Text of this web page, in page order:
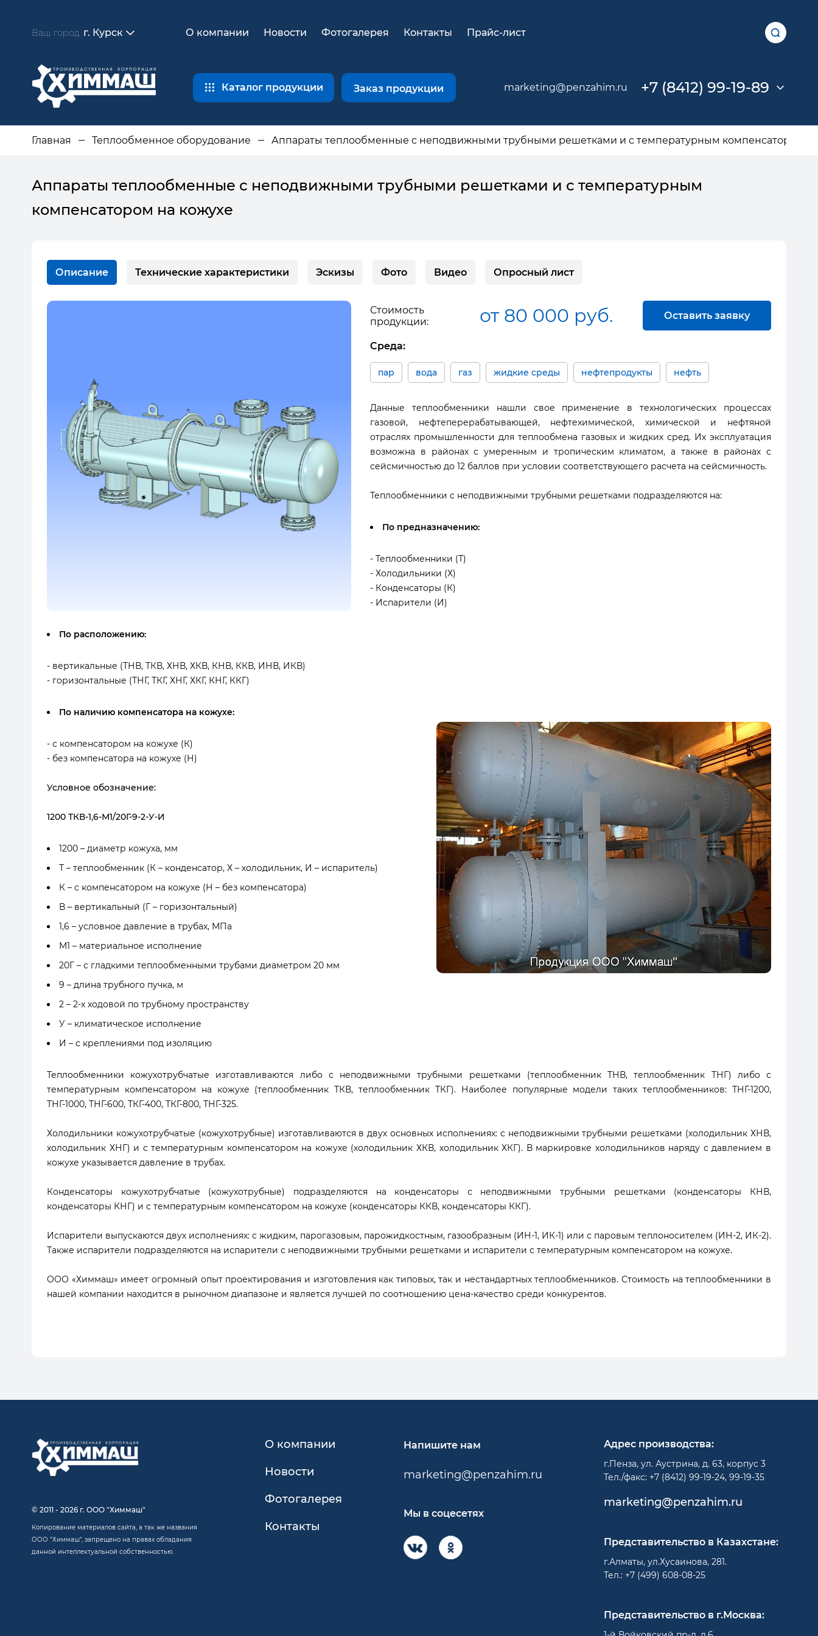
Ваш город г. Курск О компании Новости Фотогалерея Контакты Прайс-лист
Каталог продукции Заказ продукции marketing@penzahim.ru +7 (8412) 99-19-89
Главная Теплообменное оборудование Аппараты теплообменные с неподвижными трубными решетками и с температурным компенсатором
Аппараты теплообменные с неподвижными трубными решетками и с температурным
компенсатором на кожухе
Описание Технические характеристики Эскизы Фото Видео Опросный лист
Стоимость
продукции:
от 80 000 руб. Оставить заявку
Среда:
пар вода газ жидкие среды нефтепродукты нефть
Данные теплообменники нашли свое применение в технологических процессах
газовой, нефтеперерабатывающей, нефтехимической, химической и нефтяной
отраслях промышленности для теплообмена газовых и жидких сред. Их эксплуатация
возможна в районах с умеренным и тропическим климатом, а также в районах с
сейсмичностью до 12 баллов при условии соответствующего расчета на сейсмичность.
Теплообменники с неподвижными трубными решетками подразделяются на:
По предназначению:
- Теплообменники (Т)
- Холодильники (Х)
- Конденсаторы (К)
- Испарители (И)
По расположению:
- вертикальные (ТНВ, ТКВ, ХНВ, ХКВ, КНВ, ККВ, ИНВ, ИКВ)
- горизонтальные (ТНГ, ТКГ, ХНГ, ХКГ, КНГ, ККГ)
По наличию компенсатора на кожухе:
- с компенсатором на кожухе (К)
- без компенсатора на кожухе (Н)
Условное обозначение:
1200 ТКВ-1,6-М1/20Г-9-2-У-И
1200 – диаметр кожуха, мм
Т – теплообменник (К – конденсатор, Х – холодильник, И – испаритель)
К – с компенсатором на кожухе (Н – без компенсатора)
В – вертикальный (Г – горизонтальный)
1,6 – условное давление в трубах, МПа
М1 – материальное исполнение
20Г – с гладкими теплообменными трубами диаметром 20 мм
9 – длина трубного пучка, м
2 – 2-х ходовой по трубному пространству
У – климатическое исполнение
И – с креплениями под изоляцию
Теплообменники кожухотрубчатые изготавливаются либо с неподвижными трубными решетками (теплообменник ТНВ, теплообменник ТНГ) либо с
температурным компенсатором на кожухе (теплообменник ТКВ, теплообменник ТКГ). Наиболее популярные модели таких теплообменников: ТНГ-1200,
ТНГ-1000, ТНГ-600, ТКГ-400, ТКГ-800, ТНГ-325.
Холодильники кожухотрубчатые (кожухотрубные) изготавливаются в двух основных исполнениях: с неподвижными трубными решетками (холодильник ХНВ,
холодильник ХНГ) и с температурным компенсатором на кожухе (холодильник ХКВ, холодильник ХКГ). В маркировке холодильников наряду с давлением в
кожухе указывается давление в трубах.
Конденсаторы кожухотрубчатые (кожухотрубные) подразделяются на конденсаторы с неподвижными трубными решетками (конденсаторы КНВ,
конденсаторы КНГ) и с температурным компенсатором на кожухе (конденсаторы ККВ, конденсаторы ККГ).
Испарители выпускаются двух исполнениях: с жидким, парогазовым, парожидкостным, газообразным (ИН-1, ИК-1) или с паровым теплоносителем (ИН-2, ИК-2).
Также испарители подразделяются на испарители с неподвижными трубными решетками и испарители с температурным компенсатором на кожухе.
ООО «Химмаш» имеет огромный опыт проектирования и изготовления как типовых, так и нестандартных теплообменников. Стоимость на теплообменники в
нашей компании находится в рыночном диапазоне и является лучшей по соотношению цена-качество среди конкурентов.
© 2011 - 2026 г. ООО "Химмаш"
Копирование материалов сайта, а так же названия
ООО "Химмаш", запрещено на правах обладания
данной интеллектуальной собственностью.
О компании
Новости
Фотогалерея
Контакты
Напишите нам
marketing@penzahim.ru
Мы в соцесетях
Адрес производства:
г.Пенза, ул. Аустрина, д. 63, корпус 3
Тел./факс: +7 (8412) 99-19-24, 99-19-35
marketing@penzahim.ru
Представительство в Казахстане:
г.Алматы, ул.Хусаинова, 281.
Тел.: +7 (499) 608-08-25
Представительство в г.Москва: